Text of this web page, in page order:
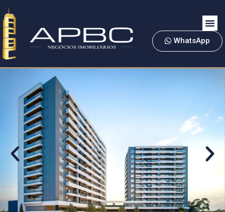
WhatsApp